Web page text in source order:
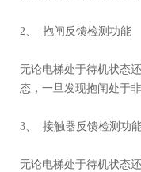
2、 抱闸反馈检测功能
无论电梯处于待机状态
态，一旦发现抱闸处于
3、 接触器反馈检测功
无论电梯处于待机状态